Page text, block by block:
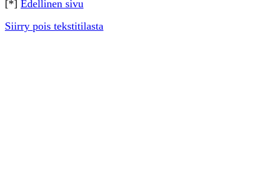
[*] Edellinen sivu
Siirry pois tekstitilasta